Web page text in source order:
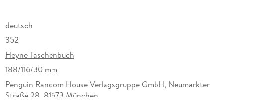
deutsch
352
Heyne Taschenbuch
188/116/30 mm
Penguin Random House Verlagsgruppe GmbH, Neumarkter
Straße 28, 81673 München,